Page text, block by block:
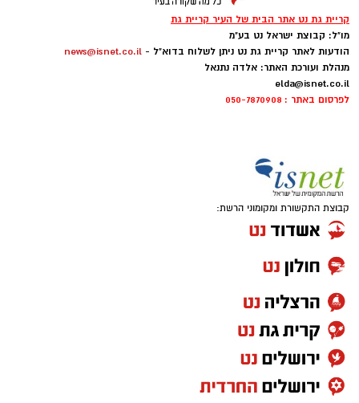
קריית גת נט אתר הבית של העיר קריית גת
מו"ל: קבוצת ישראל נט בע"מ
הודעות לאתר קריית גת נט ניתן לשלוח בדוא"ל - news@isnet.co.il
מנהלת ועורכת האתר: אלדה נתנאל
elda@isnet.co.il
לפרסום באתר : 050-7870908
קבוצת התקשורת ומקומוני הרשת: